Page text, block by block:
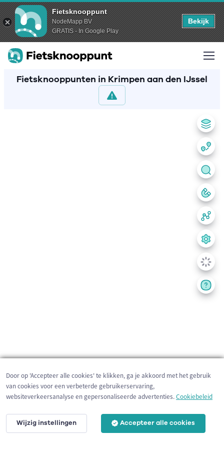
Fietsknooppunt
NodeMapp BV
GRATIS - In Google Play
Bekijk
Fietsknooppunten in Krimpen aan den IJssel
1 km
Door op 'Accepteer alle cookies' te klikken, ga je akkoord met het gebruik
van cookies voor een verbeterde gebruikerservaring,
websiteverkeersanalyse en gepersonaliseerde advertenties.Cookiebeleid
Wijzig instellingen Accepteer alle cookies